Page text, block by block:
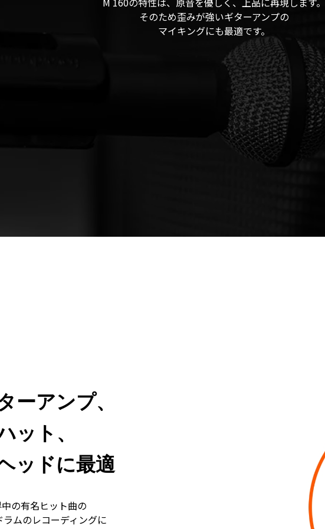
そのため歪みが強いギターアンプの
マイキングにも最適です。
ーアンプ、
ット、
ッドに最適
の有名ヒット曲の
ムのレコーディングに